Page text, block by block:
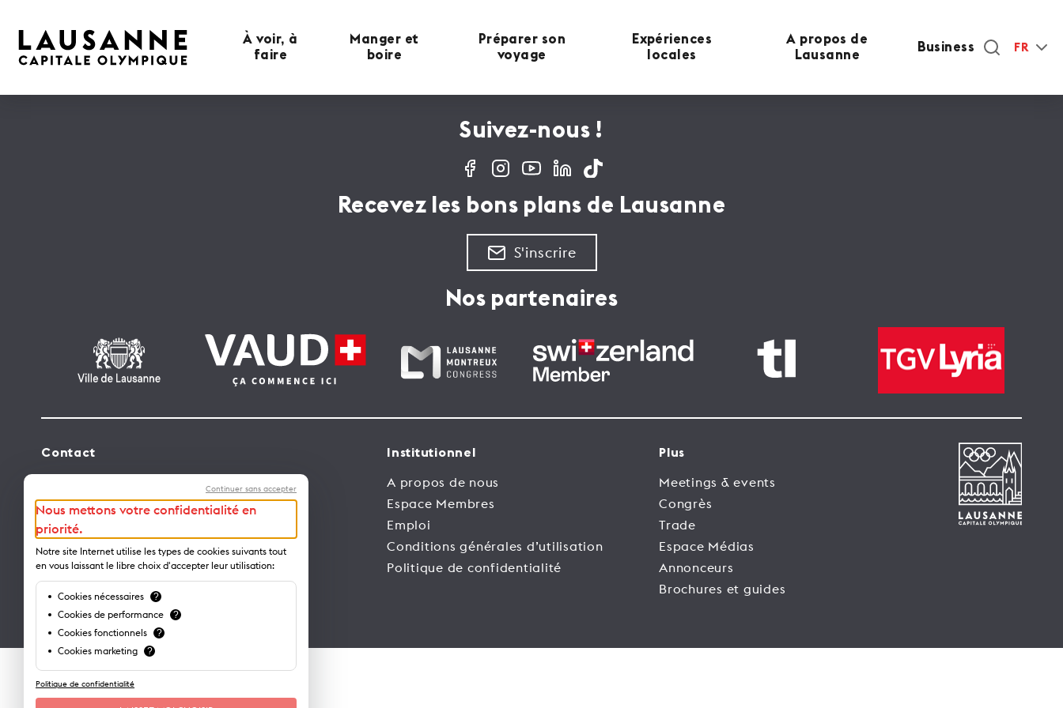
À voir, à
faire
Manger et
boire
Préparer son
voyage
Expériences
locales
A propos de
Lausanne
Business FR
Suivez-nous !
Recevez les bons plans de Lausanne
S'inscrire
Nos partenaires
Contact
Avenue de Rhodanie 2 – CP 975
1001 Lausanne – Suisse
info@lausanne-tourisme.ch
+41 21 613 73 73
Où nous trouver ?
Institutionnel
A propos de nous
Espace Membres
Emploi
Conditions générales d’utilisation
Politique de confidentialité
Plus
Meetings & events
Congrès
Trade
Espace Médias
Annonceurs
Brochures et guides
Continuer sans accepter
Nous mettons votre confidentialité en
priorité.
Notre site Internet utilise les types de cookies suivants tout
en vous laissant le libre choix d'accepter leur utilisation:
Cookies nécessaires ?
Cookies de performance ?
Cookies fonctionnels ?
Cookies marketing ?
Politique de confidentialité